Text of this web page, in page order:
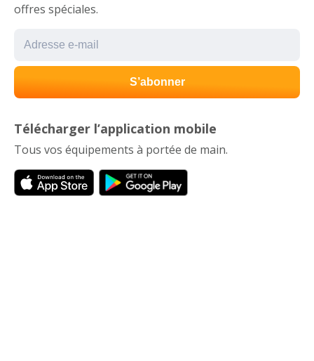
offres spéciales.
Télécharger l’application mobile
Tous vos équipements à portée de main.